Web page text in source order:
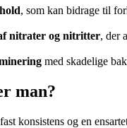
, som kan bidrage til
nitrater og nitritter, der
med skadelige
man?
konsistens og en